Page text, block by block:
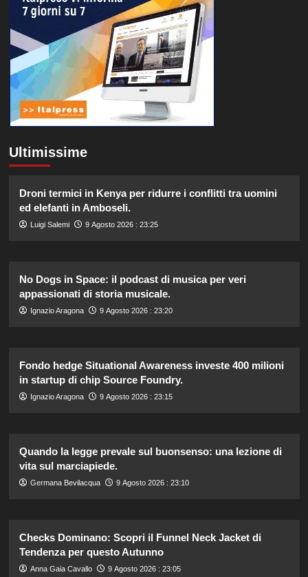
Ultimissime
Droni termici in Kenya per ridurre i conflitti tra uomini
ed elefanti in Amboseli.
Luigi Salemi 9 Agosto 2026 : 23:25
No Dogs in Space: il podcast di musica per veri
appassionati di storia musicale.
Ignazio Aragona 9 Agosto 2026 : 23:20
Fondo hedge Situational Awareness investe 400 milioni
in startup di chip Source Foundry.
Ignazio Aragona 9 Agosto 2026 : 23:15
Quando la legge prevale sul buonsenso: una lezione di
vita sul marciapiede.
Germana Bevilacqua 9 Agosto 2026 : 23:10
Checks Dominano: Scopri il Funnel Neck Jacket di
Tendenza per questo Autunno
Anna Gaia Cavallo 9 Agosto 2026 : 23:05